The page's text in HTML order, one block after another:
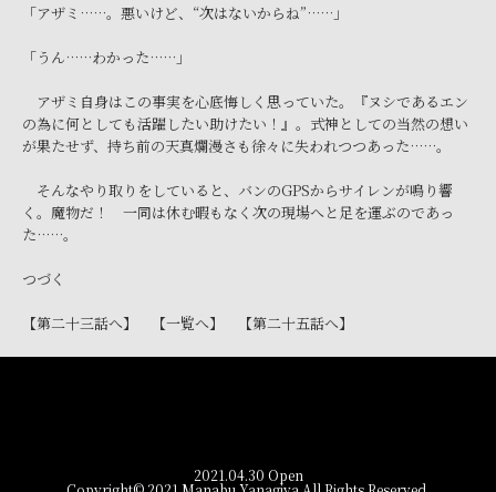
「アザミ……。悪いけど、“次はないからね”……」
「うん……わかった……」
アザミ自身はこの事実を心底悔しく思っていた。『ヌシであるエン
の為に何としても活躍したい助けたい！』。式神としての当然の想い
が果たせず、持ち前の天真爛漫さも徐々に失われつつあった……。
そんなやり取りをしていると、バンのGPSからサイレンが鳴り響
く。魔物だ！ 一同は休む暇もなく次の現場へと足を運ぶのであっ
た……。
つづく
【第二十三話へ】 【一覧へ】 【第二十五話へ】
2021.04.30 Open